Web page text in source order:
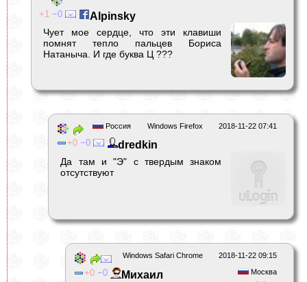
1 0 Alpinsky
Чует мое сердце, что эти клавиши
помнят тепло пальцев Бориса
Натаныча. И где буква Ц ???
2018-11-22 07:41
Windows Firefox
Россия
0 0 dredkin
Да там и "Э" с твердым знаком
отсутствуют
2018-11-22 09:15
Windows Safari Chrome
Москва
0 0 Михаил